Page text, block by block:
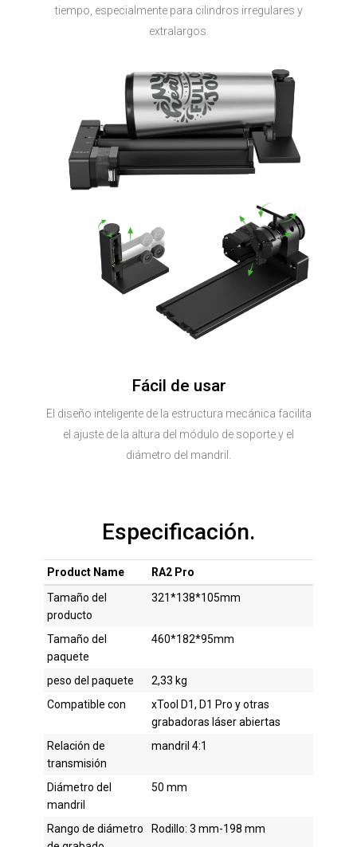
tiempo, especialmente para cilindros irregulares y
extralargos.
Fácil de usar
El diseño inteligente de la estructura mecánica facilita
el ajuste de la altura del módulo de soporte y el
diámetro del mandril.
Especificación.
Product Name
RA2 Pro
Tamaño del
producto
321*138*105mm
Tamaño del
paquete
460*182*95mm
peso del paquete
2,33 kg
Compatible con
xTool D1, D1 Pro y otras
grabadoras láser abiertas
Relación de
transmisión
mandril 4:1
Diámetro del
mandril
50 mm
Rango de diámetro
Rodillo: 3 mm-198 mm